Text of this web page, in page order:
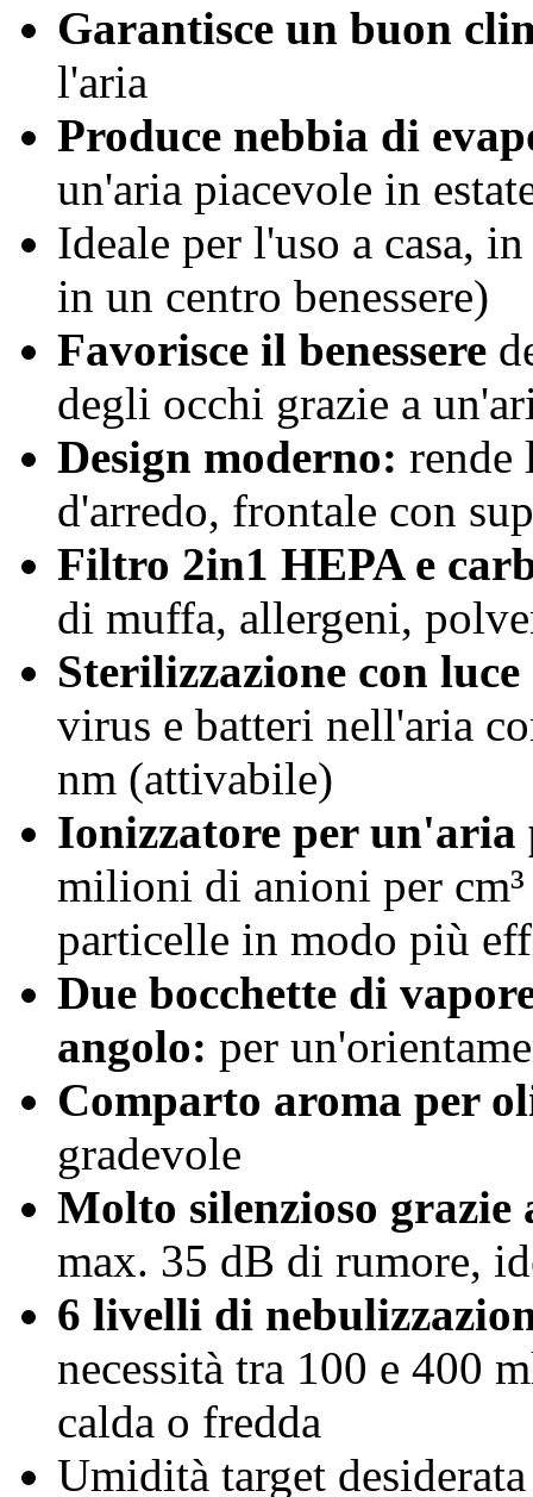
Garantisce un buon
l'aria
Produce nebbia di
un'aria piacevole in
Ideale per l'uso a casa,
in un centro benessere)
Favorisce il benessere
degli occhi grazie a
Design moderno: rende
d'arredo, frontale con
Filtro 2in1 HEPA e
di muffa, allergeni,
Sterilizzazione con
virus e batteri nell'aria
nm (attivabile)
Ionizzatore per
milioni di anioni per
particelle in modo più
Due bocchette di
angolo: per
Comparto aroma per
gradevole
Molto silenzioso
max. 35 dB di rumore,
6 livelli di
necessità tra 100 e 400
calda o fredda
Umidità target